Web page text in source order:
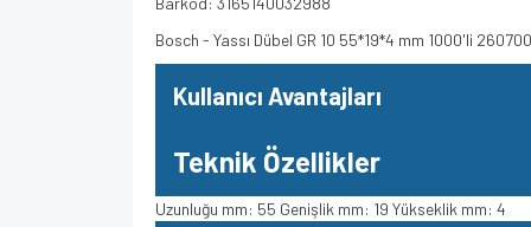
Bosch - Yassı Dübel GR 10 55*19*4 mm 1000'li
Kullanıcı Avantajları
Teknik Özellikler
Uzunluğu mm: 55 Genişlik mm: 19 Yükseklik mm: 4